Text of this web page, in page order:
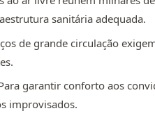
sanitária adequada.
de grande circulação
garantir conforto aos
improvisados.